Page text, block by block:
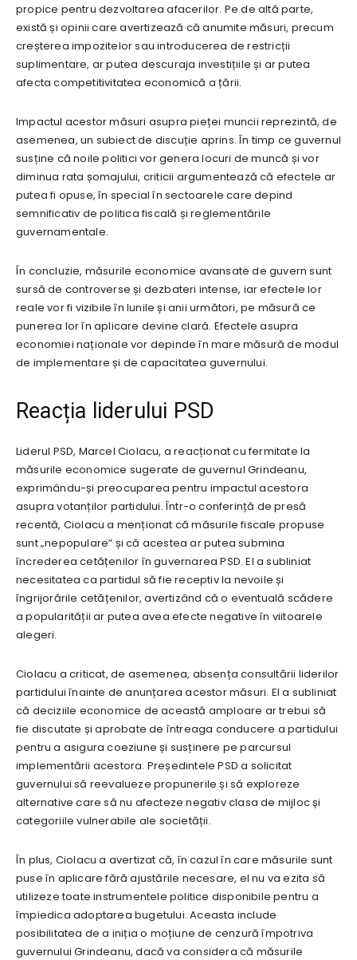
propice pentru dezvoltarea afacerilor. Pe de altă parte,
există și opinii care avertizează că anumite măsuri, precum
creșterea impozitelor sau introducerea de restricții
suplimentare, ar putea descuraja investițiile și ar putea
afecta competitivitatea economică a țării.
Impactul acestor măsuri asupra pieței muncii reprezintă, de
asemenea, un subiect de discuție aprins. În timp ce guvernul
susține că noile politici vor genera locuri de muncă și vor
diminua rata șomajului, criticii argumentează că efectele ar
putea fi opuse, în special în sectoarele care depind
semnificativ de politica fiscală și reglementările
guvernamentale.
În concluzie, măsurile economice avansate de guvern sunt
sursă de controverse și dezbateri intense, iar efectele lor
reale vor fi vizibile în lunile și anii următori, pe măsură ce
punerea lor în aplicare devine clară. Efectele asupra
economiei naționale vor depinde în mare măsură de modul
de implementare și de capacitatea guvernului.
Reacția liderului PSD
Liderul PSD, Marcel Ciolacu, a reacționat cu fermitate la
măsurile economice sugerate de guvernul Grindeanu,
exprimându-și preocuparea pentru impactul acestora
asupra votanților partidului. Într-o conferință de presă
recentă, Ciolacu a menționat că măsurile fiscale propuse
sunt „nepopulare” și că acestea ar putea submina
încrederea cetățenilor în guvernarea PSD. El a subliniat
necesitatea ca partidul să fie receptiv la nevoile și
îngrijorările cetățenilor, avertizând că o eventuală scădere
a popularității ar putea avea efecte negative în viitoarele
alegeri.
Ciolacu a criticat, de asemenea, absența consultării liderilor
partidului înainte de anunțarea acestor măsuri. El a subliniat
că deciziile economice de această amploare ar trebui să
fie discutate și aprobate de întreaga conducere a partidului
pentru a asigura coeziune și susținere pe parcursul
implementării acestora. Președintele PSD a solicitat
guvernului să reevalueze propunerile și să exploreze
alternative care să nu afecteze negativ clasa de mijloc și
categoriile vulnerabile ale societății.
În plus, Ciolacu a avertizat că, în cazul în care măsurile sunt
puse în aplicare fără ajustările necesare, el nu va ezita să
utilizeze toate instrumentele politice disponibile pentru a
împiedica adoptarea bugetului. Aceasta include
posibilitatea de a iniția o moțiune de cenzură împotriva
guvernului Grindeanu, dacă va considera că măsurile